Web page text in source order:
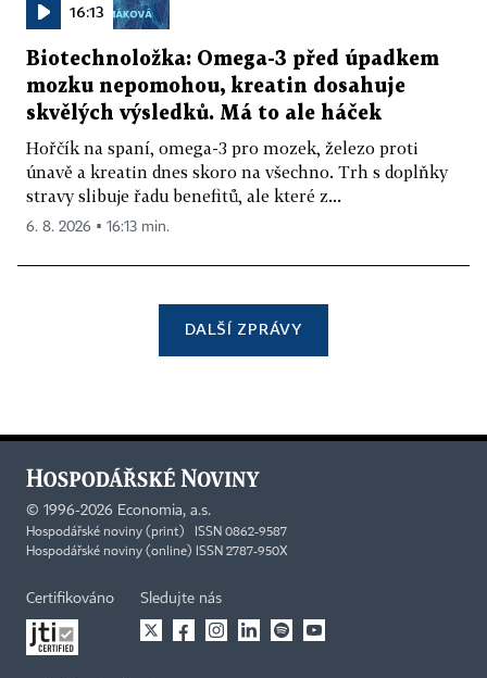
16:13
Biotechnoložka: Omega-3 před úpadkem
mozku nepomohou, kreatin dosahuje
skvělých výsledků. Má to ale háček
Hořčík na spaní, omega-3 pro mozek, železo proti
únavě a kreatin dnes skoro na všechno. Trh s doplňky
stravy slibuje řadu benefitů, ale které z...
6. 8. 2026 ▪ 16:13 min.
DALŠÍ ZPRÁVY
© 1996-2026 Economia, a.s.
Hospodářské noviny (print) ISSN 0862-9587
Hospodářské noviny (online) ISSN 2787-950X
Certifikováno Sledujte nás